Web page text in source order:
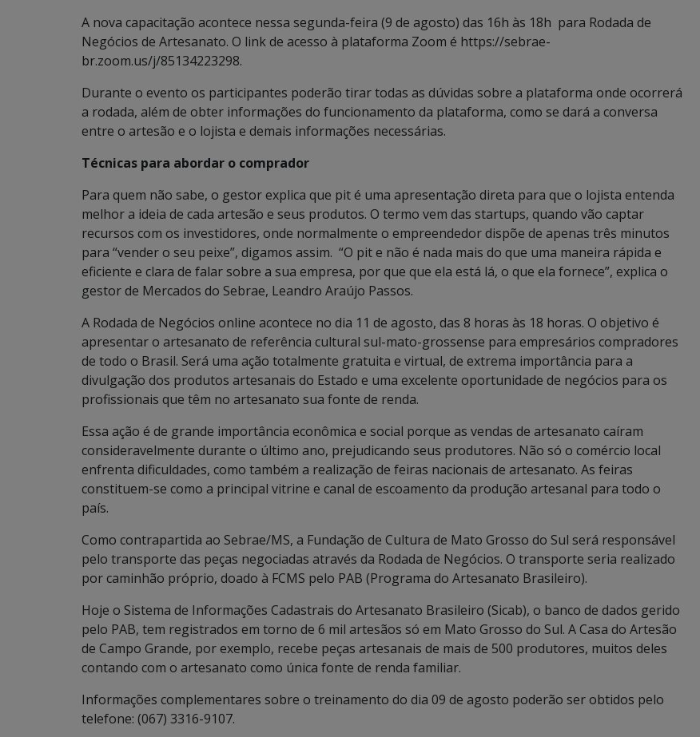
A nova capacitação acontece nessa segunda-feira (9 de agosto) das 16h às 18h para Rodada de
Negócios de Artesanato. O link de acesso à plataforma Zoom é https://sebrae-
br.zoom.us/j/85134223298.
Durante o evento os participantes poderão tirar todas as dúvidas sobre a plataforma onde ocorrerá
a rodada, além de obter informações do funcionamento da plataforma, como se dará a conversa
entre o artesão e o lojista e demais informações necessárias.
Técnicas para abordar o comprador
Para quem não sabe, o gestor explica que pit é uma apresentação direta para que o lojista entenda
melhor a ideia de cada artesão e seus produtos. O termo vem das startups, quando vão captar
recursos com os investidores, onde normalmente o empreendedor dispõe de apenas três minutos
para “vender o seu peixe”, digamos assim. “O pit e não é nada mais do que uma maneira rápida e
eficiente e clara de falar sobre a sua empresa, por que que ela está lá, o que ela fornece”, explica o
gestor de Mercados do Sebrae, Leandro Araújo Passos.
A Rodada de Negócios online acontece no dia 11 de agosto, das 8 horas às 18 horas. O objetivo é
apresentar o artesanato de referência cultural sul-mato-grossense para empresários compradores
de todo o Brasil. Será uma ação totalmente gratuita e virtual, de extrema importância para a
divulgação dos produtos artesanais do Estado e uma excelente oportunidade de negócios para os
profissionais que têm no artesanato sua fonte de renda.
Essa ação é de grande importância econômica e social porque as vendas de artesanato caíram
consideravelmente durante o último ano, prejudicando seus produtores. Não só o comércio local
enfrenta dificuldades, como também a realização de feiras nacionais de artesanato. As feiras
constituem-se como a principal vitrine e canal de escoamento da produção artesanal para todo o
país.
Como contrapartida ao Sebrae/MS, a Fundação de Cultura de Mato Grosso do Sul será responsável
pelo transporte das peças negociadas através da Rodada de Negócios. O transporte seria realizado
por caminhão próprio, doado à FCMS pelo PAB (Programa do Artesanato Brasileiro).
Hoje o Sistema de Informações Cadastrais do Artesanato Brasileiro (Sicab), o banco de dados gerido
pelo PAB, tem registrados em torno de 6 mil artesãos só em Mato Grosso do Sul. A Casa do Artesão
de Campo Grande, por exemplo, recebe peças artesanais de mais de 500 produtores, muitos deles
contando com o artesanato como única fonte de renda familiar.
Informações complementares sobre o treinamento do dia 09 de agosto poderão ser obtidos pelo
telefone: (067) 3316-9107.